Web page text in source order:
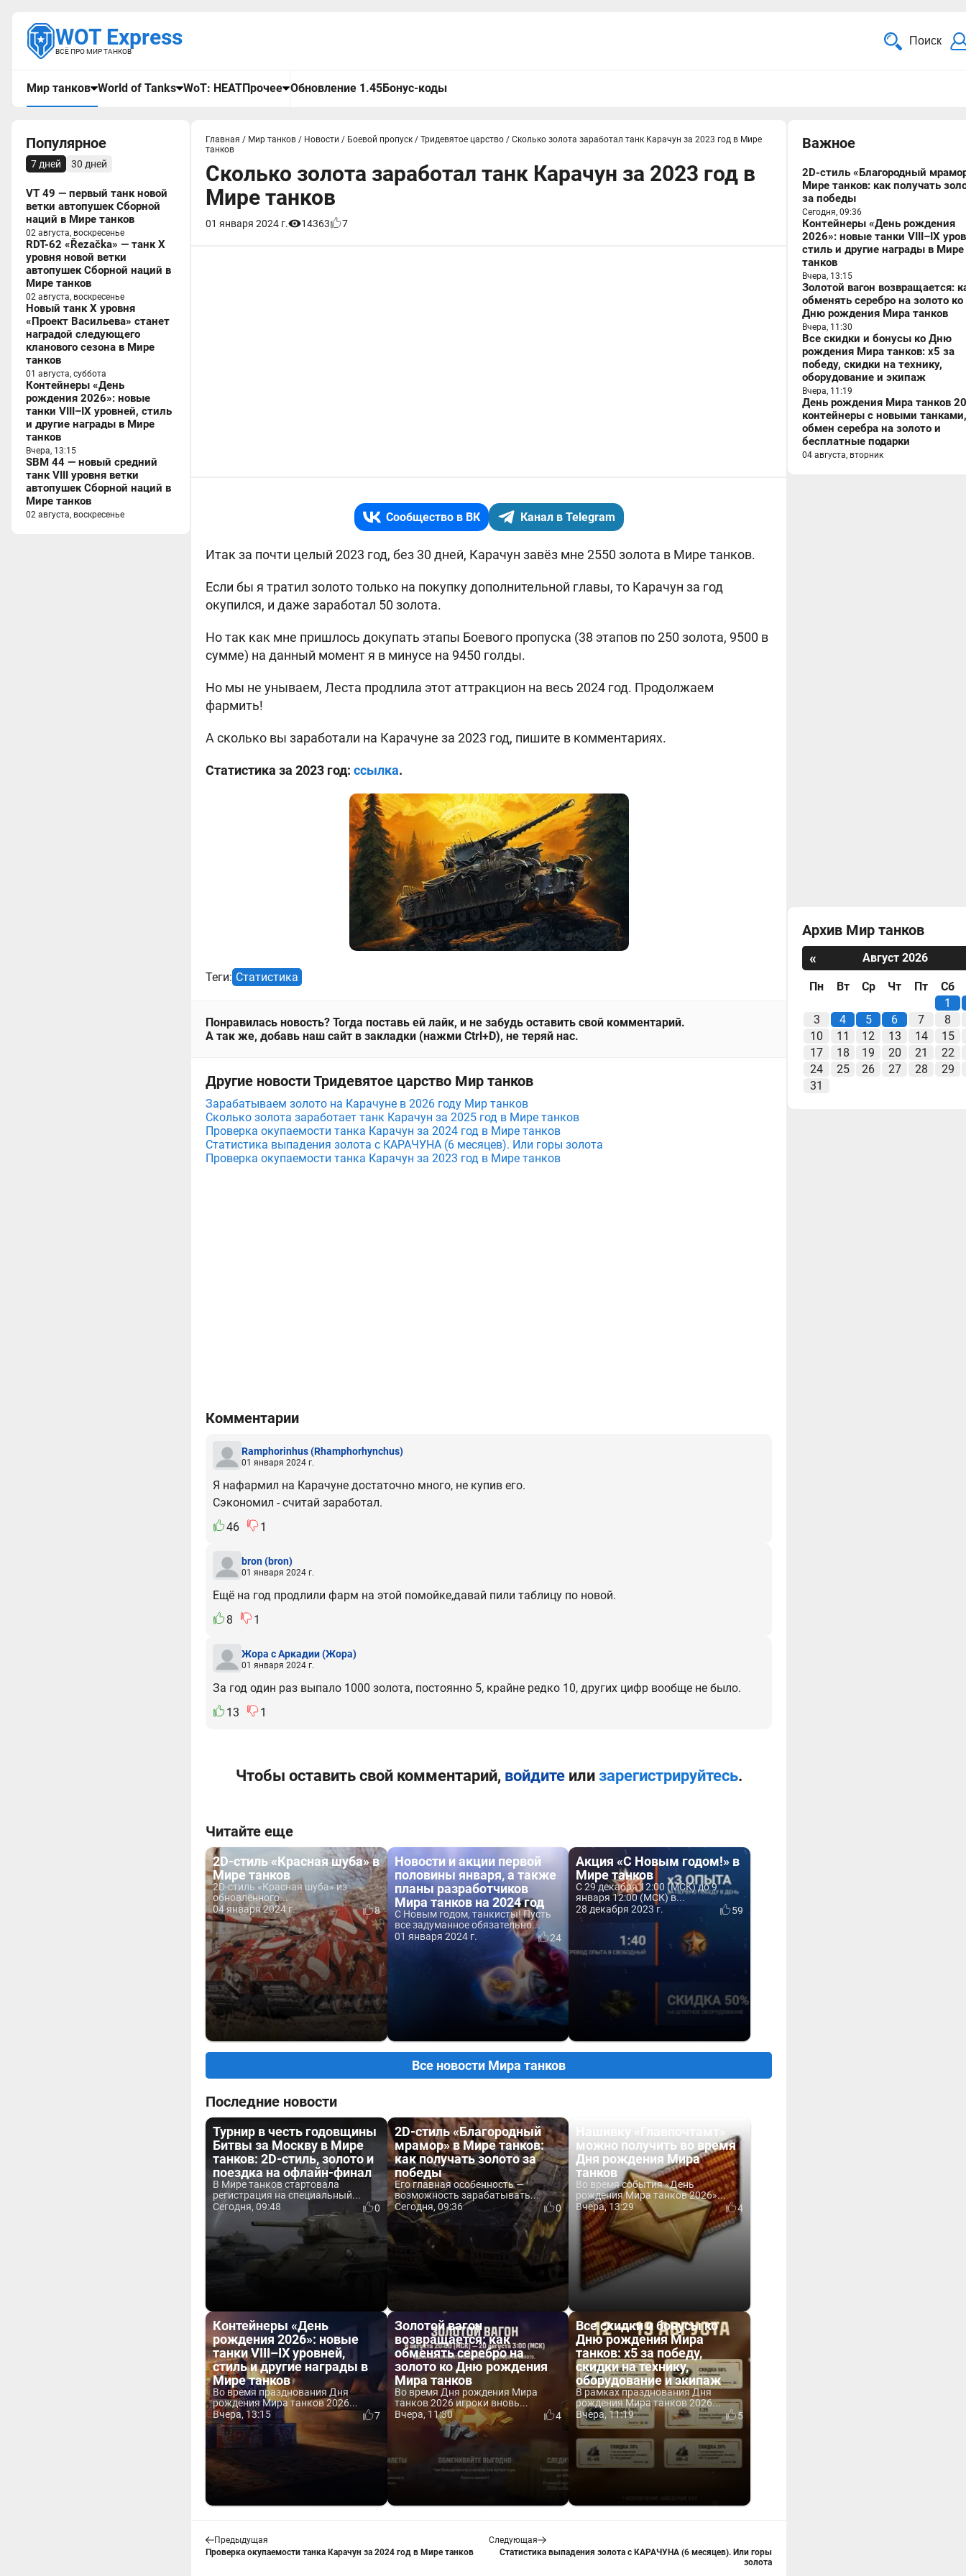
WOT Express
ВСЁ ПРО МИР ТАНКОВ
Поиск
Мир танков World of Tanks WoT: HEATПрочее Обновление 1.45Бонус-коды
Популярное
7 дней 30 дней
VT 49 — первый танк новой
ветки автопушек Сборной
наций в Мире танков
02 августа, воскресенье
RDT-62 «Řezačka» — танк X
уровня новой ветки
автопушек Сборной наций в
Мире танков
02 августа, воскресенье
Новый танк X уровня
«Проект Васильева» станет
наградой следующего
кланового сезона в Мире
танков
01 августа, суббота
Контейнеры «День
рождения 2026»: новые
танки VIII–IX уровней, стиль
и другие награды в Мире
танков
Вчера, 13:15
SBM 44 — новый средний
танк VIII уровня ветки
автопушек Сборной наций в
Мире танков
02 августа, воскресенье
Главная / Мир танков / Новости / Боевой пропуск / Тридевятое царство / Сколько золота заработал танк Карачун за 2023 год в Мире
танков
Сколько золота заработал танк Карачун за 2023 год в
Мире танков
01 января 2024 г. 14363 7
Сообщество в ВК Канал в Telegram
Итак за почти целый 2023 год, без 30 дней, Карачун завёз мне 2550 золота в Мире танков.
Если бы я тратил золото только на покупку дополнительной главы, то Карачун за год
окупился, и даже заработал 50 золота.
Но так как мне пришлось докупать этапы Боевого пропуска (38 этапов по 250 золота, 9500 в
сумме) на данный момент я в минусе на 9450 голды.
Но мы не унываем, Леста продлила этот аттракцион на весь 2024 год. Продолжаем
фармить!
А сколько вы заработали на Карачуне за 2023 год, пишите в комментариях.
Статистика за 2023 год: ссылка.
Теги: Статистика
Понравилась новость? Тогда поставь ей лайк, и не забудь оставить свой комментарий.
А так же, добавь наш сайт в закладки (нажми Ctrl+D), не теряй нас.
Другие новости Тридевятое царство Мир танков
Зарабатываем золото на Карачуне в 2026 году Мир танков
Сколько золота заработает танк Карачун за 2025 год в Мире танков
Проверка окупаемости танка Карачун за 2024 год в Мире танков
Статистика выпадения золота с КАРАЧУНА (6 месяцев). Или горы золота
Проверка окупаемости танка Карачун за 2023 год в Мире танков
Комментарии
Ramphorinhus(Rhamphorhynchus)
01 января 2024 г.
Я нафармил на Карачуне достаточно много, не купив его.
Сэкономил - считай заработал.
46
1
bron(bron)
01 января 2024 г.
Ещё на год продлили фарм на этой помойке,давай пили таблицу по новой.
8
1
Жора с Аркадии(Жора)
01 января 2024 г.
За год один раз выпало 1000 золота, постоянно 5, крайне редко 10, других цифр вообще не было.
13
1
Чтобы оставить свой комментарий, войдитеили зарегистрируйтесь.
Читайте еще
2D-стиль «Красная шуба» в
Мире танков
2D-стиль «Красная шуба» из
обновлённого...
04 января 2024 г.
8
Новости и акции первой
половины января, а также
планы разработчиков
Мира танков на 2024 год
С Новым годом, танкисты! Пусть
все задуманное обязательно...
01 января 2024 г.
24
Акция «С Новым годом!» в
Мире танков
С 29 декабря 12:00 (МСК) до 9
января 12:00 (МСК) в...
28 декабря 2023 г.
59
Все новости Мира танков
Последние новости
Турнир в честь годовщины
Битвы за Москву в Мире
танков: 2D-стиль, золото и
поездка на офлайн-финал
В Мире танков стартовала
регистрация на специальный...
Сегодня, 09:48
0
2D-стиль «Благородный
мрамор» в Мире танков:
как получать золото за
победы
Его главная особенность —
возможность зарабатывать...
Сегодня, 09:36
0
Нашивку «Главпочтамт»
можно получить во время
Дня рождения Мира
танков
Во время события «День
рождения Мира танков 2026»...
Вчера, 13:29
4
Контейнеры «День
рождения 2026»: новые
танки VIII–IX уровней,
стиль и другие награды в
Мире танков
Во время празднования Дня
рождения Мира танков 2026...
Вчера, 13:15
7
Золотой вагон
возвращается: как
обменять серебро на
золото ко Дню рождения
Мира танков
Во время Дня рождения Мира
танков 2026 игроки вновь...
Вчера, 11:30
4
Все скидки и бонусы ко
Дню рождения Мира
танков: x5 за победу,
скидки на технику,
оборудование и экипаж
В рамках празднования Дня
рождения Мира танков 2026...
Вчера, 11:19
5
Предыдущая
Проверка окупаемости танка Карачун за 2024 год в Мире танков
Следующая
Статистика выпадения золота с КАРАЧУНА (6 месяцев). Или горы
золота
Важное
2D-стиль «Благородный
Мире танков: как получать
за победы
Сегодня, 09:36
Контейнеры «День рождения
2026»: новые танки VIII–IX
стиль и другие награды в Мире
танков
Вчера, 13:15
Золотой вагон возвращается:
обменять серебро на золото ко
Дню рождения Мира танков
Вчера, 11:30
Все скидки и бонусы ко Дню
рождения Мира танков: x5 за
победу, скидки на технику,
оборудование и экипаж
Вчера, 11:19
День рождения Мира танков
контейнеры с новыми танками,
обмен серебра на золото и
бесплатные подарки
04 августа, вторник
Архив Мир танков
«
Август 2026
Пн Вт Ср Чт Пт
Сб
1
3
4 5 6 7
8
10
11 12 13 14
15
17
18 19 20 21
22
24
25 26 27 28
29
31